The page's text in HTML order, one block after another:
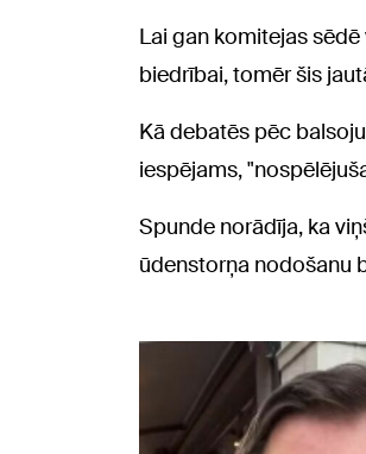
Lai gan komitejas
biedrībai, tomēr šis
Kā debatēs pēc
iespējams,
Spunde norādīja, ka
ūdenstorņa nodošanu